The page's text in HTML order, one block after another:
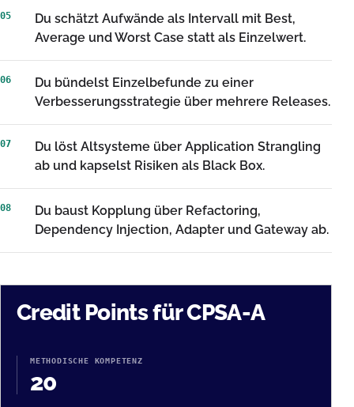
05
Du schätzt Aufwände als Intervall mit Best,
Average und Worst Case statt als Einzelwert.
06
Du bündelst Einzelbefunde zu einer
Verbesserungsstrategie über mehrere Releases.
07
Du löst Altsysteme über Application Strangling
ab und kapselst Risiken als Black Box.
08
Du baust Kopplung über Refactoring,
Dependency Injection, Adapter und Gateway ab.
Credit Points für CPSA-A
METHODISCHE KOMPETENZ
20